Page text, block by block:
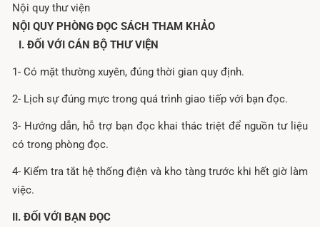
Nội quy thư viện
NỘI QUY PHÒNG ĐỌC SÁCH THAM KHẢO
I. ĐỐI VỚI CÁN BỘ THƯ VIỆN
1- Có mặt thường xuyên, đúng thời gian quy định.
2- Lịch sự đúng mực trong quá trình giao tiếp với bạn đọc.
3- Hướng dẫn, hỗ trợ bạn đọc khai thác triệt để nguồn tư liệu
có trong phòng đọc.
4- Kiểm tra tắt hệ thống điện và kho tàng trước khi hết giờ làm
việc.
II. ĐỐI VỚI BẠN ĐỌC